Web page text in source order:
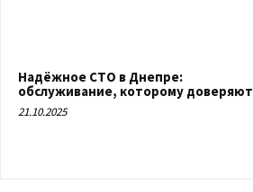
Надёжное СТО в Днепре:
обслуживание, которому доверяют
21.10.2025